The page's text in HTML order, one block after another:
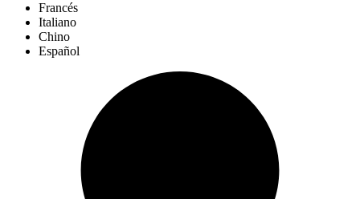
Francés
Italiano
Chino
Español